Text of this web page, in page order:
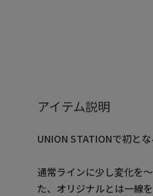
アイテム説明
UNION STATIONで初と
通常ラインに少し変化を
た、オリジナルとは一線